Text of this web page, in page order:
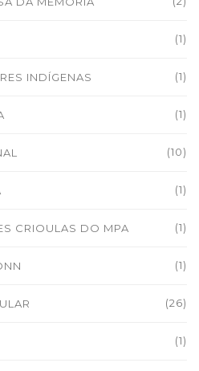
(1)
INDÍGENAS (1)
(1)
(10)
(1)
CRIOULAS DO MPA (1)
(1)
(26)
(1)